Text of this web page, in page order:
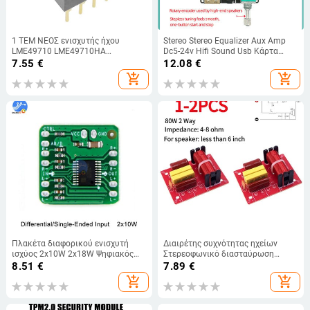
1 ΤΕΜ ΝΕΟΣ ενισχυτής ήχου
LME49710 LME49710HA
LME49710NA
7.55 €
add_shopping_cart
Stereo Stereo Equalizer Aux Amp
Dc5-24v Hifi Sound Usb Κάρτα
ήχου δύο καναλιών Αξεσουάρ
γραφείου Home Cinema Ήχος
Κατηγορία D
12.08 €
add_shopping_cart
Πλακέτα διαφορικού ενισχυτή
ισχύος 2x10W 2x18W Ψηφιακός
ενισχυτής ισχύος ήχου κατηγορίας
D HT8697 Διαφορική είσοδος 3,6-
8,5V 6～14V
8.51 €
add_shopping_cart
Διαιρέτης συχνότητας ηχείων
Στερεοφωνικό διασταύρωση
ηχείων WEAH-234 80W 2 Way
Διαιρέτης συχνότητας Φίλτρο
ήχου πρίμα μπάσων
7.89 €
add_shopping_cart